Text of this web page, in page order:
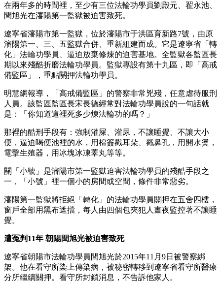
在兩年多的時間裡，至少有三位法輪功學員劉殿元、翟永池、
閆旭光在瀋陽第一監獄被迫害致死。
遼寧省瀋陽市第一監獄，位於瀋陽市于洪區育新路7號，由原
瀋陽第一、三、五監獄合併、重新組建而成。它是遼寧省「轉
化」法輪功學員、逼迫放棄修煉的迫害基地。全監獄各監區長
期以來殘酷折磨法輪功學員。監獄專設有第十九區，即「高戒
備監區」，重點關押法輪功學員。
明慧網報導，「高戒備監區」的警察非常兇殘，任意虐待服刑
人員。該監區監區長宋長德經常對法輪功學員說的一句話就
是：「你知道這裡死多少煉法輪功的嗎？」
那裡的酷刑手段有：強制灌屎、灌尿，不讓睡覺、不讓大小
便，逼迫喝便池裡的水，用棉簽戳耳朵、戳鼻孔，用開水燙，
電擊生殖器，用冰塊冰凍睪丸等等。
關「小號」是瀋陽市第一監獄迫害法輪功學員的殘酷手段之
一，「小號」裡一個小的房間或空間，條件非常惡劣。
瀋陽第一監獄將拒絕「轉化」的法輪功學員關押在五舍四樓，
窗戶全部用黑布遮擋，每人由四個包夾犯人晝夜監控著不讓睡
覺。
遭冤判11年 朝陽閆旭光被迫害致死
遼寧省朝陽市法輪功學員閆旭光於2015年11月9日被警察綁
架。他在看守所染上傳染病，被秘密轉移到遼寧省看守所醫療
分所繼續關押。看守所封鎖消息，不告訴他家人。